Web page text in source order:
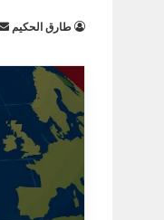
طارق الحكيم